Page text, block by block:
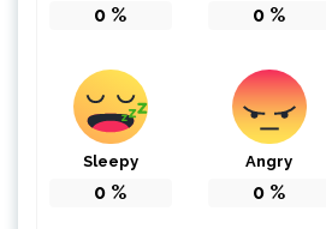
0 % 0 %
Sleepy
0 %
Angry
0 %